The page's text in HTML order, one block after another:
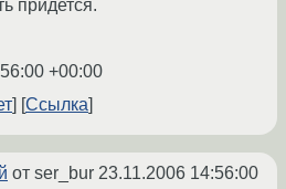
придется.
+00:00
Ссылка
от ser_bur 23.11.2006 14:56:00